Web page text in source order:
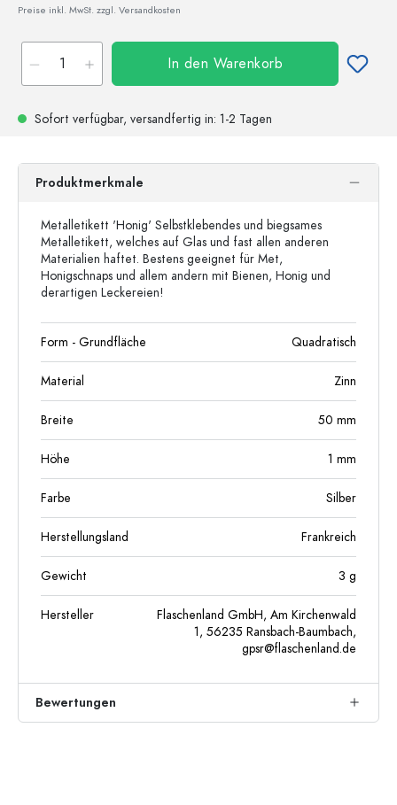
Preise inkl. MwSt. zzgl. Versandkosten
In den Warenkorb
Sofort verfügbar, versandfertig in: 1-2 Tagen
Produktmerkmale
Metalletikett 'Honig' Selbstklebendes und biegsames
Metalletikett, welches auf Glas und fast allen anderen
Materialien haftet. Bestens geeignet für Met,
Honigschnaps und allem andern mit Bienen, Honig und
derartigen Leckereien!
Form - Grundfläche Quadratisch
Material Zinn
Breite 50 mm
Höhe 1 mm
Farbe Silber
Herstellungsland Frankreich
Gewicht 3 g
Hersteller
Flaschenland GmbH, Am Kirchenwald
1, 56235 Ransbach-Baumbach,
gpsr@flaschenland.de
Bewertungen